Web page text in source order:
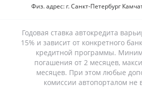
Физ. адрес: г. Санкт-Петербург
Годовая ставка автокредита
15% и зависит от конкретного
кредитной программы.
погашения от 2 месяцев,
месяцев. При этом любые
комиссии автопорталом не